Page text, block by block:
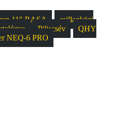
11" RASA
csillagközi
Piliscsév
QHY
NEQ-6 PRO